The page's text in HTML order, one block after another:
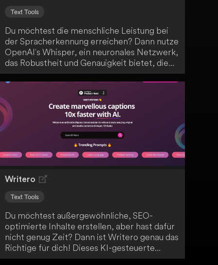
Text Tools
Du möchtest die menschliche Leistung bei
der Spracherkennung erreichen? Dann nutze
OpenAI's Whisper, ein neuronales Netzwerk,
das Robustheit und Genauigkeit bietet, die
der menschlichen Leistung entspricht.
Writero
Text Tools
Du möchtest außergewöhnliche, SEO-
optimierte Inhalte erstellen, aber hast dafür
nicht genug Zeit? Dann ist Writero genau das
Richtige für dich! Dieses KI-gesteuerte
Texterstellungs- und Inhaltskreationstool